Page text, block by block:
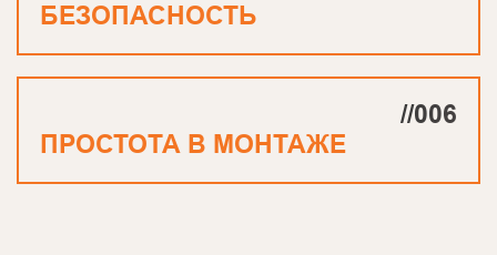
БЕЗОПАСНОСТЬ
//006
ПРОСТОТА В МОНТАЖЕ